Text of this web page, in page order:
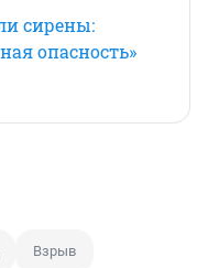
сирены:
опасность»
Взрыв